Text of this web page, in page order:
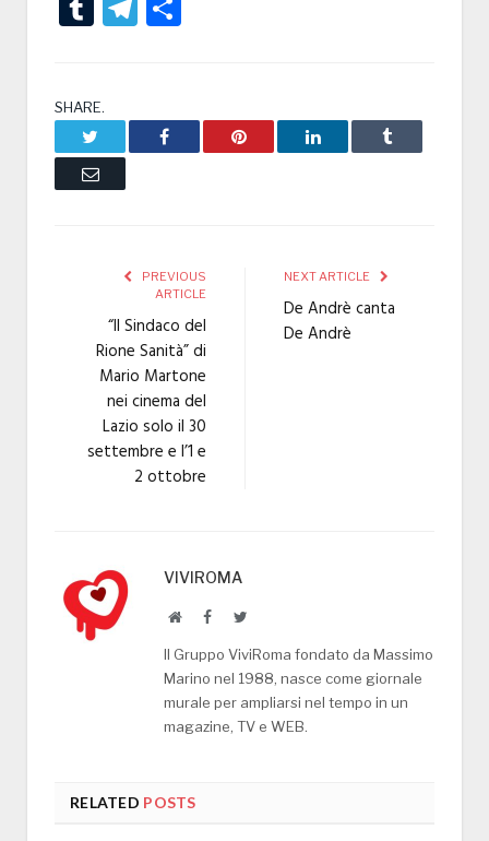
SHARE.
Facebook Pinterest LinkedIn Tumblr
Email
PREVIOUS
ARTICLE
“ll Sindaco del
Rione Sanità” di
Mario Martone
nei cinema del
Lazio solo il 30
settembre e l’1 e
2 ottobre
NEXT ARTICLE
De Andrè canta
De Andrè
VIVIROMA
WebsiteFacebookTwitter
Il Gruppo ViviRoma fondato da Massimo
Marino nel 1988, nasce come giornale
murale per ampliarsi nel tempo in un
magazine, TV e WEB.
RELATED POSTS